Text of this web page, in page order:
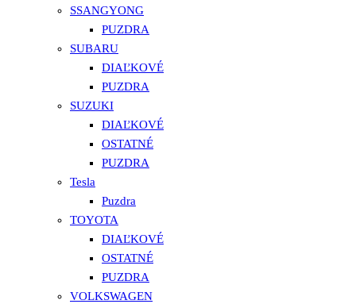
SSANGYONG
PUZDRA
SUBARU
DIAĽKOVÉ
PUZDRA
SUZUKI
DIAĽKOVÉ
OSTATNÉ
PUZDRA
Tesla
Puzdra
TOYOTA
DIAĽKOVÉ
OSTATNÉ
PUZDRA
VOLKSWAGEN